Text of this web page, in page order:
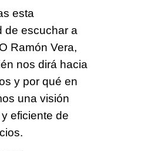
esta
de escuchar a
Ramón Vera,
nos dirá hacia
y por qué en
una visión
y eficiente de